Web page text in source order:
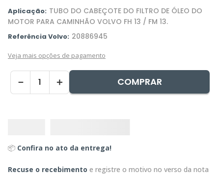
Aplicação: TUBO DO CABEÇOTE DO FILTRO DE ÓLEO DO
MOTOR PARA CAMINHÃO VOLVO FH 13 / FM 13.
Referência Volvo: 20886945
Veja mais opções de pagamento
＋
－ COMPRAR
📦 Confira no ato da entrega!
Recuse o recebimento e registre o motivo no verso da nota